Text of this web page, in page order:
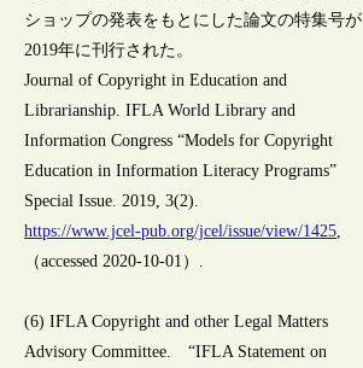
ショップの発表をもとにした論文の特集号が
2019年に刊行された。
Journal of Copyright in Education and
Librarianship. IFLA World Library and
Information Congress “Models for Copyright
Education in Information Literacy Programs”
Special Issue. 2019, 3(2).
https://www.jcel-pub.org/jcel/issue/view/1425
（accessed 2020-10-01）.
(6) IFLA Copyright and other Legal Matters
Advisory Committee. “IFLA Statement on